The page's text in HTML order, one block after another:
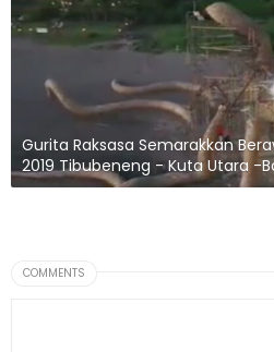
Gurita Raksasa Semarakkan
2019 Tibubeneng - Kuta Utara -
COMMENTS